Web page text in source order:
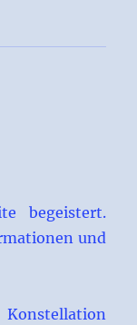
begeistert.
und